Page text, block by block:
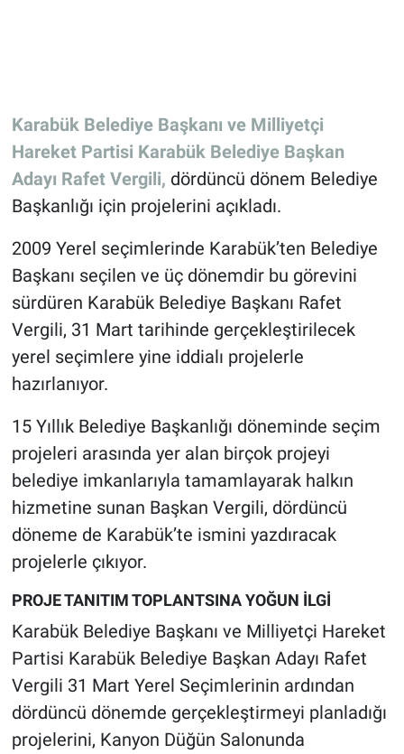
Karabük Belediye Başkanı ve Milliyetçi
Hareket Partisi Karabük Belediye Başkan
Adayı Rafet Vergili, dördüncü dönem Belediye
Başkanlığı için projelerini açıkladı.
2009 Yerel seçimlerinde Karabük’ten Belediye
Başkanı seçilen ve üç dönemdir bu görevini
sürdüren Karabük Belediye Başkanı Rafet
Vergili, 31 Mart tarihinde gerçekleştirilecek
yerel seçimlere yine iddialı projelerle
hazırlanıyor.
15 Yıllık Belediye Başkanlığı döneminde seçim
projeleri arasında yer alan birçok projeyi
belediye imkanlarıyla tamamlayarak halkın
hizmetine sunan Başkan Vergili, dördüncü
döneme de Karabük’te ismini yazdıracak
projelerle çıkıyor.
PROJE TANITIM TOPLANTSINA YOĞUN İLGİ
Karabük Belediye Başkanı ve Milliyetçi Hareket
Partisi Karabük Belediye Başkan Adayı Rafet
Vergili 31 Mart Yerel Seçimlerinin ardından
dördüncü dönemde gerçekleştirmeyi planladığı
projelerini, Kanyon Düğün Salonunda